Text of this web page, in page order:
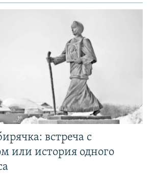
встреча с
или история одного